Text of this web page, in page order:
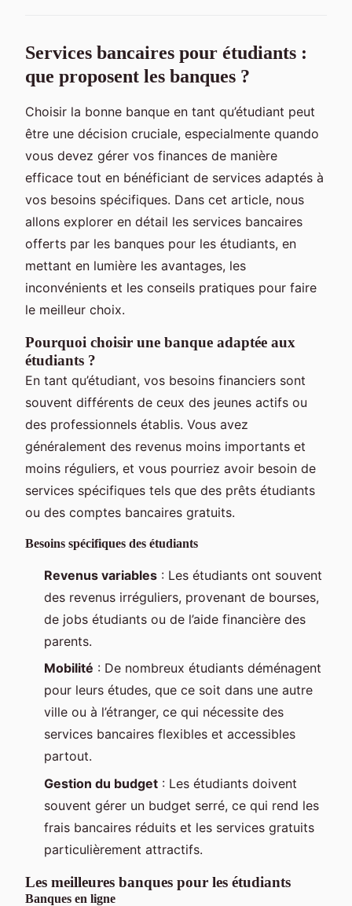
Services bancaires pour étudiants :
que proposent les banques ?
Choisir la bonne banque en tant qu’étudiant peut
être une décision cruciale, especialmente quando
vous devez gérer vos finances de manière
efficace tout en bénéficiant de services adaptés à
vos besoins spécifiques. Dans cet article, nous
allons explorer en détail les services bancaires
offerts par les banques pour les étudiants, en
mettant en lumière les avantages, les
inconvénients et les conseils pratiques pour faire
le meilleur choix.
Pourquoi choisir une banque adaptée aux
étudiants ?
En tant qu’étudiant, vos besoins financiers sont
souvent différents de ceux des jeunes actifs ou
des professionnels établis. Vous avez
généralement des revenus moins importants et
moins réguliers, et vous pourriez avoir besoin de
services spécifiques tels que des prêts étudiants
ou des comptes bancaires gratuits.
Besoins spécifiques des étudiants
Revenus variables : Les étudiants ont souvent
des revenus irréguliers, provenant de bourses,
de jobs étudiants ou de l’aide financière des
parents.
Mobilité : De nombreux étudiants déménagent
pour leurs études, que ce soit dans une autre
ville ou à l’étranger, ce qui nécessite des
services bancaires flexibles et accessibles
partout.
Gestion du budget : Les étudiants doivent
souvent gérer un budget serré, ce qui rend les
frais bancaires réduits et les services gratuits
particulièrement attractifs.
Les meilleures banques pour les étudiants
Banques en ligne